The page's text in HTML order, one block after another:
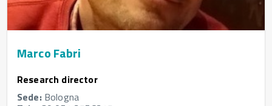
Marco Fabri
Research director
Sede:Bologna